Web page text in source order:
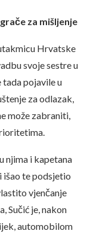
za mišljenje
Hrvatske
svoje sestre u
tada pojavile u
za odlazak,
može zabraniti,
njima i kapetana
išao te podsjetio
vjenčanje
Sučić je, nakon
automobilom